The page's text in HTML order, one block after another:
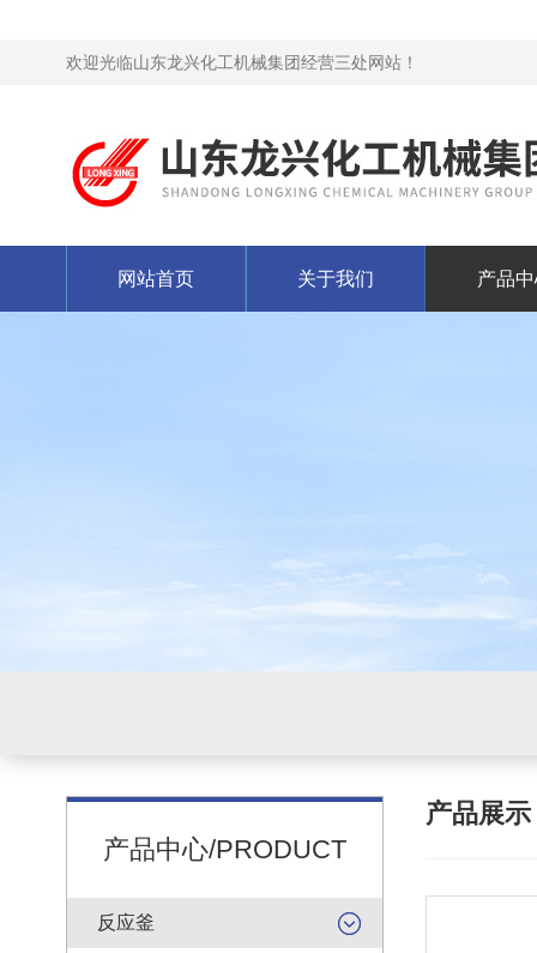
欢迎光临山东龙兴化工机械集团经营三处网站！
网站首页 关于我们 产品
产品中心/PRODUCT
反应釜
产品展示